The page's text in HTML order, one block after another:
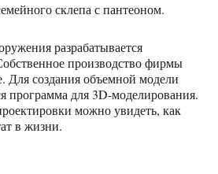
склепа с пантеоном.
разрабатывается
производство фирмы
Для создания объемной модели
программа для 3D-моделирования.
можно увидеть, как
в жизни.